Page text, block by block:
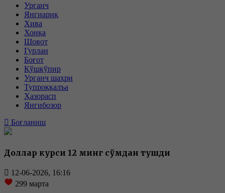
Урганч
Янгиариқ
Хива
Хонқа
Шовот
Гурлан
Боғот
Қўшкўпир
Урганч шаҳри
Тупроққалъа
Ҳазорасп
Янгибозор
Боғланиш
Доллар курси 12 минг сўмдан тушди
12-06-2026, 16:16
299 марта